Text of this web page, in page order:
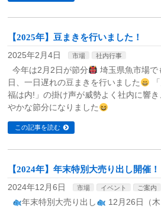
【2025年】豆まきを行いました！
2025年2月4日
市場 社内行事
今年は2月2日が節分
埼玉県魚市場で
日、一日遅れの豆まきを行いました
福は内!」の掛け声が威勢よく社内に響
やかな節分になりました
この記事を読む
【2024年】年末特別大売り出し開催！
2024年12月6日
市場 イベント ご案内
年末特別大売り出し
12月26日（